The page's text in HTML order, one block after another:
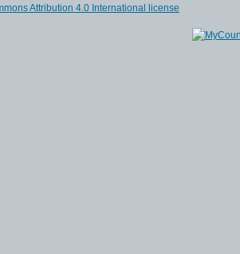
Attribution 4.0 International license